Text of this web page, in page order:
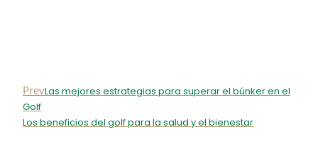
PrevLas mejores estrategias para superar el búnker en el
Golf
Los beneficios del golf para la salud y el bienestar